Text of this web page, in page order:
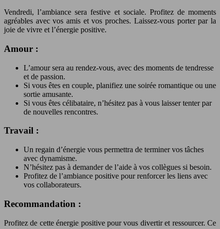
Vendredi, l’ambiance sera festive et sociale. Profitez de moments
agréables avec vos amis et vos proches. Laissez-vous porter par la
joie de vivre et l’énergie positive.
Amour :
L’amour sera au rendez-vous, avec des moments de tendresse
et de passion.
Si vous êtes en couple, planifiez une soirée romantique ou une
sortie amusante.
Si vous êtes célibataire, n’hésitez pas à vous laisser tenter par
de nouvelles rencontres.
Travail :
Un regain d’énergie vous permettra de terminer vos tâches
avec dynamisme.
N’hésitez pas à demander de l’aide à vos collègues si besoin.
Profitez de l’ambiance positive pour renforcer les liens avec
vos collaborateurs.
Recommandation :
Profitez de cette énergie positive pour vous divertir et ressourcer. Ce